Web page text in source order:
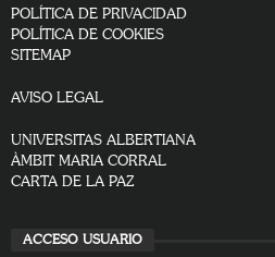
POLÍTICA DE PRIVACIDAD
POLÍTICA DE COOKIES
SITEMAP
AVISO LEGAL
UNIVERSITAS ALBERTIANA
ÀMBIT MARIA CORRAL
CARTA DE LA PAZ
ACCESO USUARIO